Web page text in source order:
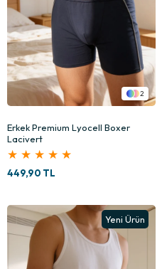
2
Erkek Premium Lyocell Boxer
Lacivert
★ ★ ★ ★ ★
449,90 TL
Yeni Ürün